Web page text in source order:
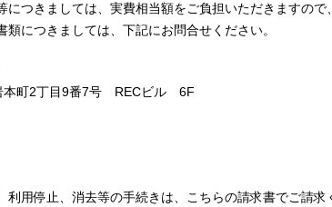
つきましては、実費相当額をご負担いただきますので
につきましては、下記にお問合せください。
本町2丁目9番7号 RECビル 6F
用停止、消去等の手続きは、こちらの請求書でご請